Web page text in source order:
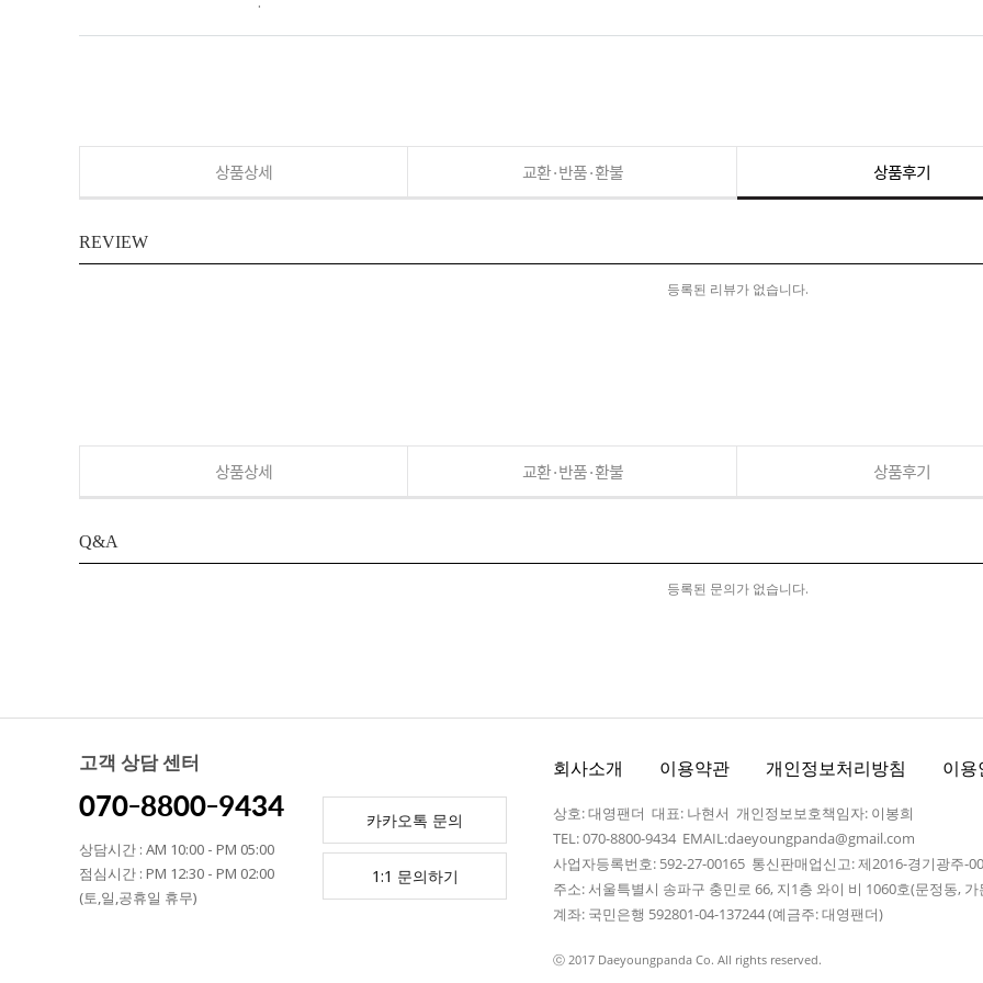
상품상세 교환·반품·환불 상품후기
REVIEW
등록된 리뷰가 없습니다.
상품상세 교환·반품·환불 상품후기
Q&A
등록된 문의가 없습니다.
고객 상담 센터
070-8800-9434
상담시간 : AM 10:00 - PM 05:00
점심시간 : PM 12:30 - PM 02:00
(토,일,공휴일 휴무)
카카오톡 문의
1:1 문의하기
회사소개 이용약관 개인정보처리방침 이용
상호: 대영팬더 대표: 나현서 개인정보보호책임자: 이봉희
TEL: 070-8800-9434 EMAIL:daeyoungpanda@gmail.com
사업자등록번호: 592-27-00165 통신판매업신고: 제2016-경기광주-
주소: 서울특별시 송파구 충민로 66, 지1층 와이 비 1060호(문정동,
계좌: 국민은행 592801-04-137244 (예금주: 대영팬더)
ⓒ 2017 Daeyoungpanda Co. All rights reserved.